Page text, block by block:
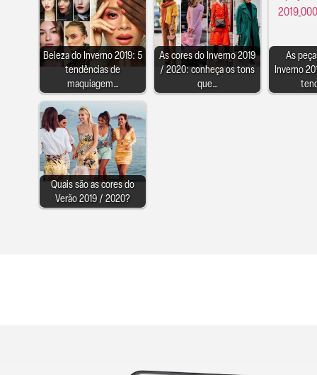
Beleza do Inverno 2019: 5
tendências de
maquiagem…
As cores do Inverno 2019
/ 2020: conheça os tons
que…
As
Inverno
Quais são as cores do
Verão 2019 / 2020?